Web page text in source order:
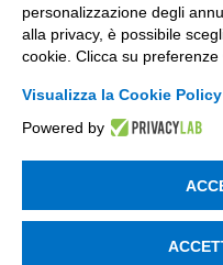
© 2003 - 2026
personalizzazione degli
alla privacy, è possibile
cookie. Clicca su preferenze
Visualizza la Cookie
Powered by